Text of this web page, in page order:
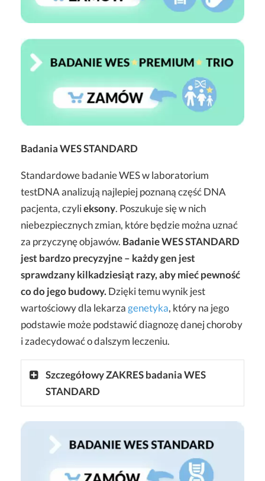
Badania WES STANDARD
Standardowe badanie WES w laboratorium
testDNA analizują najlepiej poznaną część DNA
pacjenta, czylieksony. Poszukuje się w nich
niebezpiecznych zmian, które będzie można uznać
za przyczynę objawów. Badanie WES STANDARD
jest bardzo precyzyjne – każdy gen jest
sprawdzany kilkadziesiąt razy, aby mieć pewność
co do jego budowy. Dzięki temu wynik jest
wartościowy dla lekarza genetyka, który na jego
podstawie może podstawić diagnozę danej choroby
i zadecydować o dalszym leczeniu.
Szczegółowy ZAKRES badania WES
STANDARD